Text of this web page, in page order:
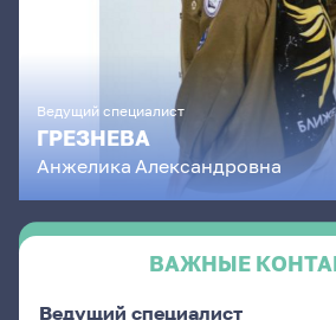
Ведущий специалист
ГРЕЗНЕВА
Анжелика Александровна
ВАЖНЫЕ
Ведущий специалист